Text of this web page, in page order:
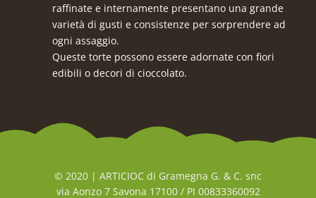
raffinate e internamente presentano una grande
varietà di gusti e consistenze per sorprendere ad
ogni assaggio.
Queste torte possono essere adornate con fiori
edibili o decori di cioccolato.
© 2020 | ARTICIOC di Gramegna G. & C. snc
via Aonzo 7 Savona 17100 / PI 00833360092